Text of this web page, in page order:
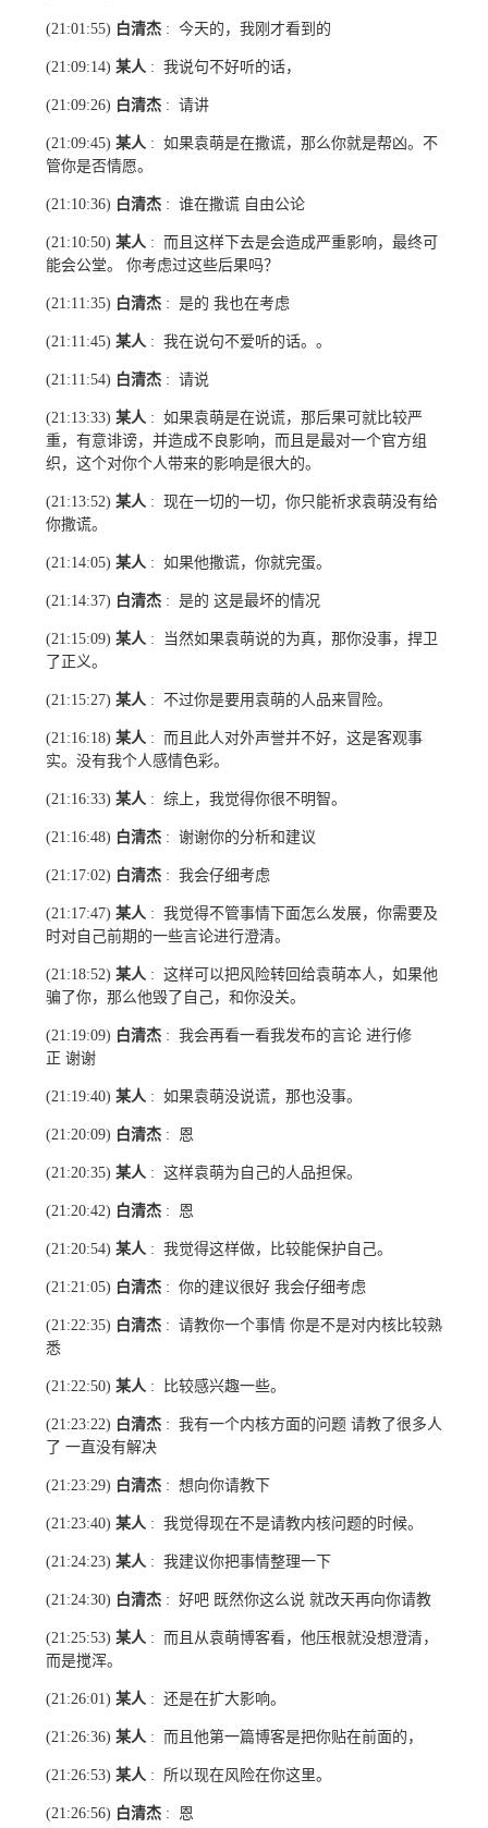
(21:01:55) 白清杰 : 今天的，我刚才看到的
(21:09:14) 某人 : 我说句不好听的话，
(21:09:26) 白清杰 : 请讲
(21:09:45) 某人 : 如果袁萌是在撒谎，那么你就是帮凶。不
管你是否情愿。
(21:10:36) 白清杰 : 谁在撒谎 自由公论
(21:10:50) 某人 : 而且这样下去是会造成严重影响，最终可
能会公堂。 你考虑过这些后果吗？
(21:11:35) 白清杰 : 是的 我也在考虑
(21:11:45) 某人 : 我在说句不爱听的话。。
(21:11:54) 白清杰 : 请说
(21:13:33) 某人 : 如果袁萌是在说谎，那后果可就比较严
重，有意诽谤，并造成不良影响，而且是最对一个官方组
织，这个对你个人带来的影响是很大的。
(21:13:52) 某人 : 现在一切的一切，你只能祈求袁萌没有给
你撒谎。
(21:14:05) 某人 : 如果他撒谎，你就完蛋。
(21:14:37) 白清杰 : 是的 这是最坏的情况
(21:15:09) 某人 :
当然如果袁萌说的为真，那你没事，捍卫
了正义。
(21:15:27) 某人 : 不过你是要用袁萌的人品来冒险。
(21:16:18) 某人 : 而且此人对外声誉并不好，这是客观事
实。没有我个人感情色彩。
(21:16:33) 某人 : 综上，我觉得你很不明智。
(21:16:48) 白清杰 : 谢谢你的分析和建议
(21:17:02) 白清杰 : 我会仔细考虑
(21:17:47) 某人 : 我觉得不管事情下面怎么发展，你需要及
时对自己前期的一些言论进行澄清。
(21:18:52) 某人 : 这样可以把风险转回给袁萌本人，如果他
骗了你，那么他毁了自己，和你没关。
(21:19:09) 白清杰 : 我会再看一看我发布的言论 进行修
正 谢谢
(21:19:40) 某人 : 如果袁萌没说谎，那也没事。
(21:20:09) 白清杰 : 恩
(21:20:35) 某人 : 这样袁萌为自己的人品担保。
(21:20:42) 白清杰 : 恩
(21:20:54) 某人 : 我觉得这样做，比较能保护自己。
(21:21:05) 白清杰 : 你的建议很好 我会仔细考虑
(21:22:35) 白清杰 : 请教你一个事情 你是不是对内核比较熟
悉
(21:22:50) 某人 : 比较感兴趣一些。
(21:23:22) 白清杰 : 我有一个内核方面的问题 请教了很多人
了 一直没有解决
(21:23:29) 白清杰 : 想向你请教下
(21:23:40) 某人 : 我觉得现在不是请教内核问题的时候。
(21:24:23) 某人 : 我建议你把事情整理一下
(21:24:30) 白清杰 : 好吧 既然你这么说 就改天再向你请教
(21:25:53) 某人 : 而且从袁萌博客看，他压根就没想澄清，
而是搅浑。
(21:26:01) 某人 : 还是在扩大影响。
(21:26:36) 某人 : 而且他第一篇博客是把你贴在前面的，
(21:26:53) 某人 : 所以现在风险在你这里。
(21:26:56) 白清杰 : 恩